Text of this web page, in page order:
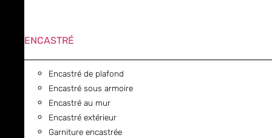
ENCASTRÉ
Encastré de plafond
Encastré sous armoire
Encastré au mur
Encastré extérieur
Garniture encastrée